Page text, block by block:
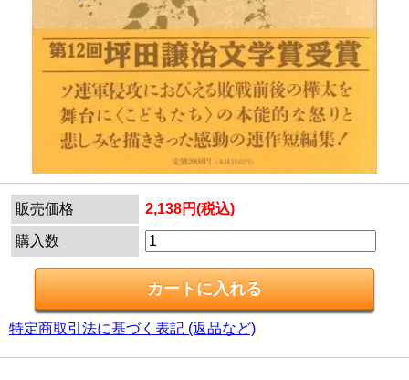
販売価格 2,138円(税込)
購入数
特定商取引法に基づく表記 (返品など)